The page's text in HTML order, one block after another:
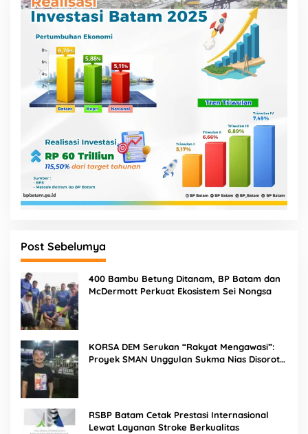
Post Sebelumya
400 Bambu Betung Ditanam, BP Batam dan
McDermott Perkuat Ekosistem Sei Nongsa
KORSA DEM Serukan “Rakyat Mengawasi”:
Proyek SMAN Unggulan Sukma Nias Disorot,
RSBP Batam Cetak Prestasi Internasional
Lewat Layanan Stroke Berkualitas